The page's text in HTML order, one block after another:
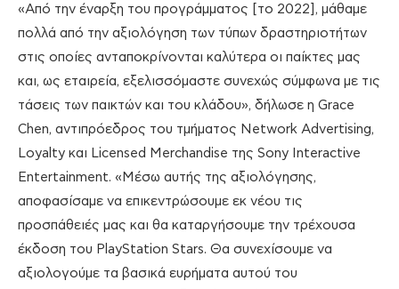
«Από την έναρξη του προγράμματος [το 2022], μάθαμε
πολλά από την αξιολόγηση των τύπων δραστηριοτήτων
στις οποίες ανταποκρίνονται καλύτερα οι παίκτες μας
και, ως εταιρεία, εξελισσόμαστε συνεχώς σύμφωνα με τις
τάσεις των παικτών και του κλάδου», δήλωσε η Grace
Chen, αντιπρόεδρος του τμήματος Network Advertising,
Loyalty και Licensed Merchandise της Sony Interactive
Entertainment. «Μέσω αυτής της αξιολόγησης,
αποφασίσαμε να επικεντρώσουμε εκ νέου τις
προσπάθειές μας και θα καταργήσουμε την τρέχουσα
έκδοση του PlayStation Stars. Θα συνεχίσουμε να
αξιολογούμε τα βασικά ευρήματα αυτού του